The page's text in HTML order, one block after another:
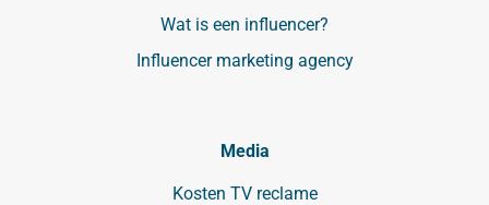
Wat is een influencer?
Influencer marketing agency
Media
Kosten TV reclame